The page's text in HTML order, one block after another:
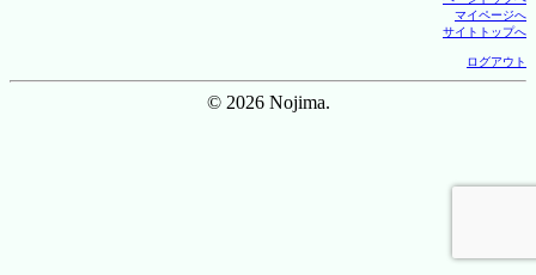
マイページへ
サイトトップへ
ログアウト
© 2026 Nojima.